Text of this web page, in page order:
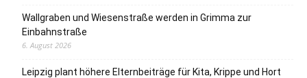
Wallgraben und Wiesenstraße werden in Grimma zur
Einbahnstraße
6. August 2026
Leipzig plant höhere Elternbeiträge für Kita, Krippe und Hort